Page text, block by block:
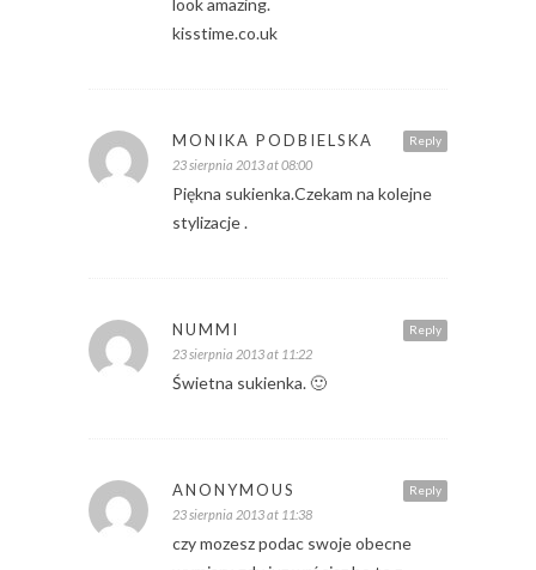
look amazing.
kisstime.co.uk
Reply
MONIKA PODBIELSKA
23 sierpnia 2013 at 08:00
Piękna sukienka.Czekam na kolejne
stylizacje .
Reply
NUMMI
23 sierpnia 2013 at 11:22
Świetna sukienka. 🙂
Reply
ANONYMOUS
23 sierpnia 2013 at 11:38
czy mozesz podac swoje obecne